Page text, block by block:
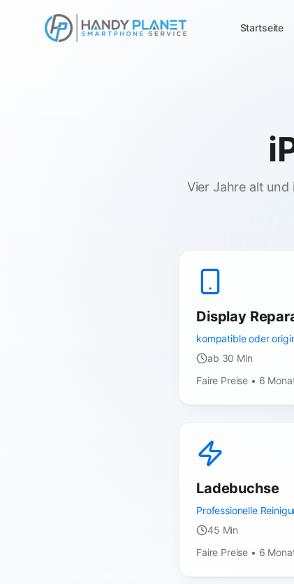
Startseite
Vier Jahre alt und
Display
kompatible oder
ab 30 Min
Faire Preise • 6
Ladebuchse
Professionelle
45 Min
Faire Preise • 6